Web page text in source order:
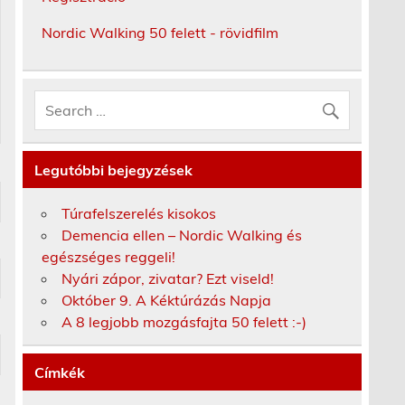
Nordic Walking 50 felett - rövidfilm
Legutóbbi bejegyzések
Túrafelszerelés kisokos
Demencia ellen – Nordic Walking és
egészséges reggeli!
Nyári zápor, zivatar? Ezt viseld!
Október 9. A Kéktúrázás Napja
A 8 legjobb mozgásfajta 50 felett :-)
Címkék